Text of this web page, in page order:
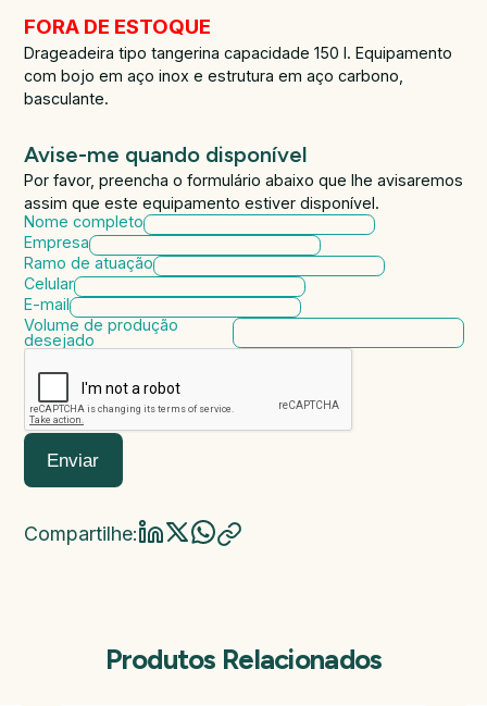
FORA DE ESTOQUE
Drageadeira tipo tangerina capacidade 150 l. Equipamento
com bojo em aço inox e estrutura em aço carbono,
basculante.
Avise-me quando disponível
Por favor, preencha o formulário abaixo que lhe avisaremos
assim que este equipamento estiver disponível.
Nome completo
Empresa
Ramo de atuação
Celular
E-mail
Volume de produção
desejado
Enviar
Compartilhe:
Produtos Relacionados